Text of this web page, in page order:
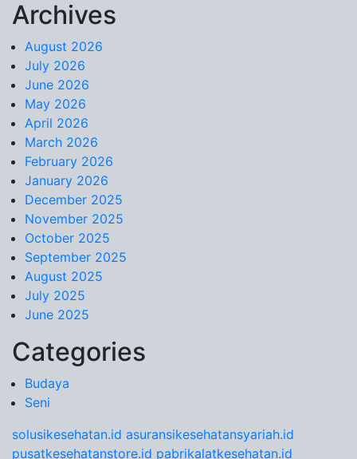
Skip to content
Archives
August 2026
July 2026
June 2026
May 2026
April 2026
March 2026
February 2026
January 2026
December 2025
November 2025
October 2025
September 2025
August 2025
July 2025
June 2025
Categories
Budaya
Seni
solusikesehatan.id asuransikesehatansyariah.id
pusatkesehatanstore.id pabrikalatkesehatan.id